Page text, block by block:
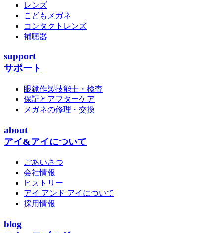
レンズ
こどもメガネ
コンタクトレンズ
補聴器
support
サポート
眼鏡作製技能士・検査
保証とアフターケア
メガネの修理・交換
about
アイ&アイについて
ごあいさつ
会社情報
ヒストリー
アイ アンド アイについて
採用情報
blog